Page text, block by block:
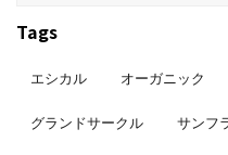
Tags
エシカル オーガニック
グランドサークル サンフ